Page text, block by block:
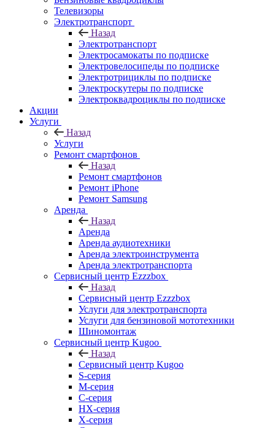
Телевизоры
Электротранспорт
Назад
Электротранспорт
Электросамокаты по подписке
Электровелосипеды по подписке
Электротрициклы по подписке
Электроскутеры по подписке
Электроквадроциклы по подписке
Акции
Услуги
Назад
Услуги
Ремонт смартфонов
Назад
Ремонт смартфонов
Ремонт iPhone
Ремонт Samsung
Аренда
Назад
Аренда
Аренда аудиотехники
Аренда электроинструмента
Аренда электротранспорта
Сервисный центр Ezzzbox
Назад
Сервисный центр Ezzzbox
Услуги для электротранспорта
Услуги для бензиновой мототехники
Шиномонтаж
Сервисный центр Kugoo
Назад
Сервисный центр Kugoo
S-cерия
M-серия
С-серия
HX-серия
X-серия